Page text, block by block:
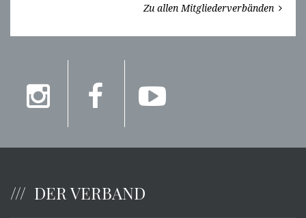
Zu allen Mitgliederverbänden
DER VERBAND